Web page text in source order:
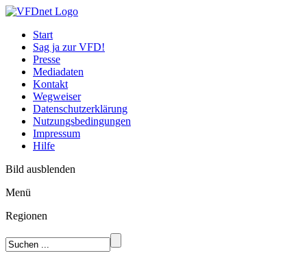
Start
Sag ja zur VFD!
Presse
Mediadaten
Kontakt
Wegweiser
Datenschutzerklärung
Nutzungsbedingungen
Impressum
Hilfe
Bild ausblenden
Menü
Regionen